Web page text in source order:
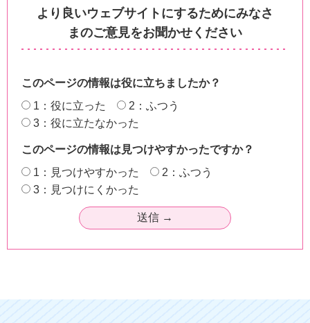
より良いウェブサイトにするためにみなさ
まのご意見をお聞かせください
このページの情報は役に立ちましたか？
1：役に立った
2：ふつう
3：役に立たなかった
このページの情報は見つけやすかったですか？
1：見つけやすかった
2：ふつう
3：見つけにくかった